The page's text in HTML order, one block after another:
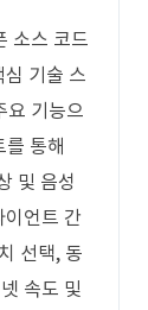
소스 코드
기술 스
요 기능으
통해
및 음성
언트 간
선택, 동
속도 및